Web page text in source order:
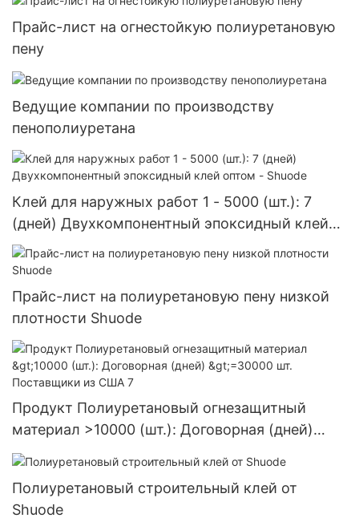
Прайс-лист на огнестойкую полиуретановую
пену
Ведущие компании по производству
пенополиуретана
Клей для наружных работ 1 - 5000 (шт.): 7
(дней) Двухкомпонентный эпоксидный клей
оптом - Shuode
Прайс-лист на полиуретановую пену низкой
плотности Shuode
Продукт Полиуретановый огнезащитный
материал >10000 (шт.): Договорная (дней)
>=30000 шт. Поставщики из США 7
Полиуретановый строительный клей от
Shuode